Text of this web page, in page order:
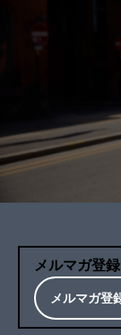
メルマガ登
メルマガ登